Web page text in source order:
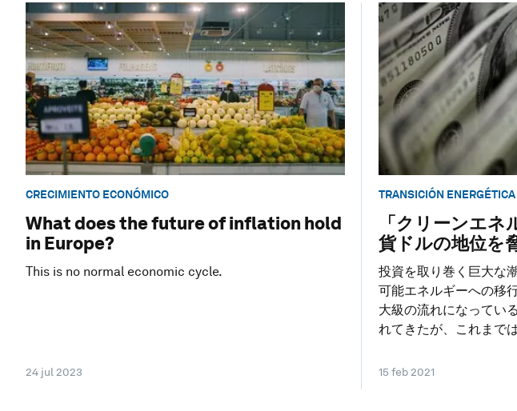
CRECIMIENTO ECONÓMICO
What does the future of inflation hold
in Europe?
This is no normal economic cycle.
24 jul 2023
TRANSICIÓN ENERGÉTICA
「クリーンエネ
貨ドルの地位を
投資を取り巻く巨大な
可能エネルギーへの移
大級の流れになってい
れてきたが、これまで
15 feb 2021